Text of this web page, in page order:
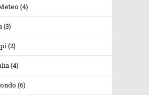
(4)
(3)
(2)
(4)
(6)